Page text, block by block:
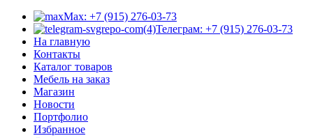
Max: +7 (915) 276-03-73
Телеграм: +7 (915) 276-03-73
На главную
Контакты
Каталог товаров
Мебель на заказ
Магазин
Новости
Портфолио
Избранное